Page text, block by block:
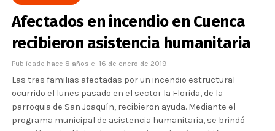
Afectados en incendio en Cuenca
recibieron asistencia humanitaria
Publicado hace 8 años el 16 de enero de 2019
Las tres familias afectadas por un incendio estructural
ocurrido el lunes pasado en el sector la Florida, de la
parroquia de San Joaquín, recibieron ayuda. Mediante el
programa municipal de asistencia humanitaria, se brindó